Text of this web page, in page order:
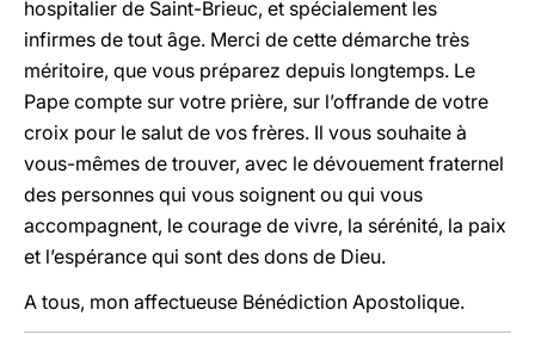
hospitalier de Saint-Brieuc, et spécialement les
infirmes de tout âge. Merci de cette démarche très
méritoire, que vous préparez depuis longtemps. Le
Pape compte sur votre prière, sur l’offrande de votre
croix pour le salut de vos frères. Il vous souhaite à
vous-mêmes de trouver, avec le dévouement fraternel
des personnes qui vous soignent ou qui vous
accompagnent, le courage de vivre, la sérénité, la paix
et l’espérance qui sont des dons de Dieu.
A tous, mon affectueuse Bénédiction Apostolique.